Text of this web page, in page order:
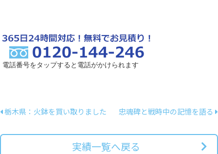
電話番号をタップすると電話がかけられます
栃木県：火鉢を買い取りました 忠魂碑と戦時中の記憶を語る
実績一覧へ戻る